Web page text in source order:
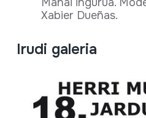
Mahai ingurua.
Xabier Dueñas.
Irudi galeria